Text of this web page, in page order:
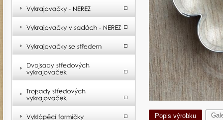
Popis výrobku